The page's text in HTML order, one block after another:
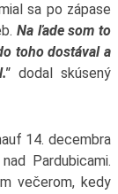
sa po zápase
Na ľade som to
toho dostával a
dodal skúsený
14. decembra
Pardubicami.
večerom, kedy